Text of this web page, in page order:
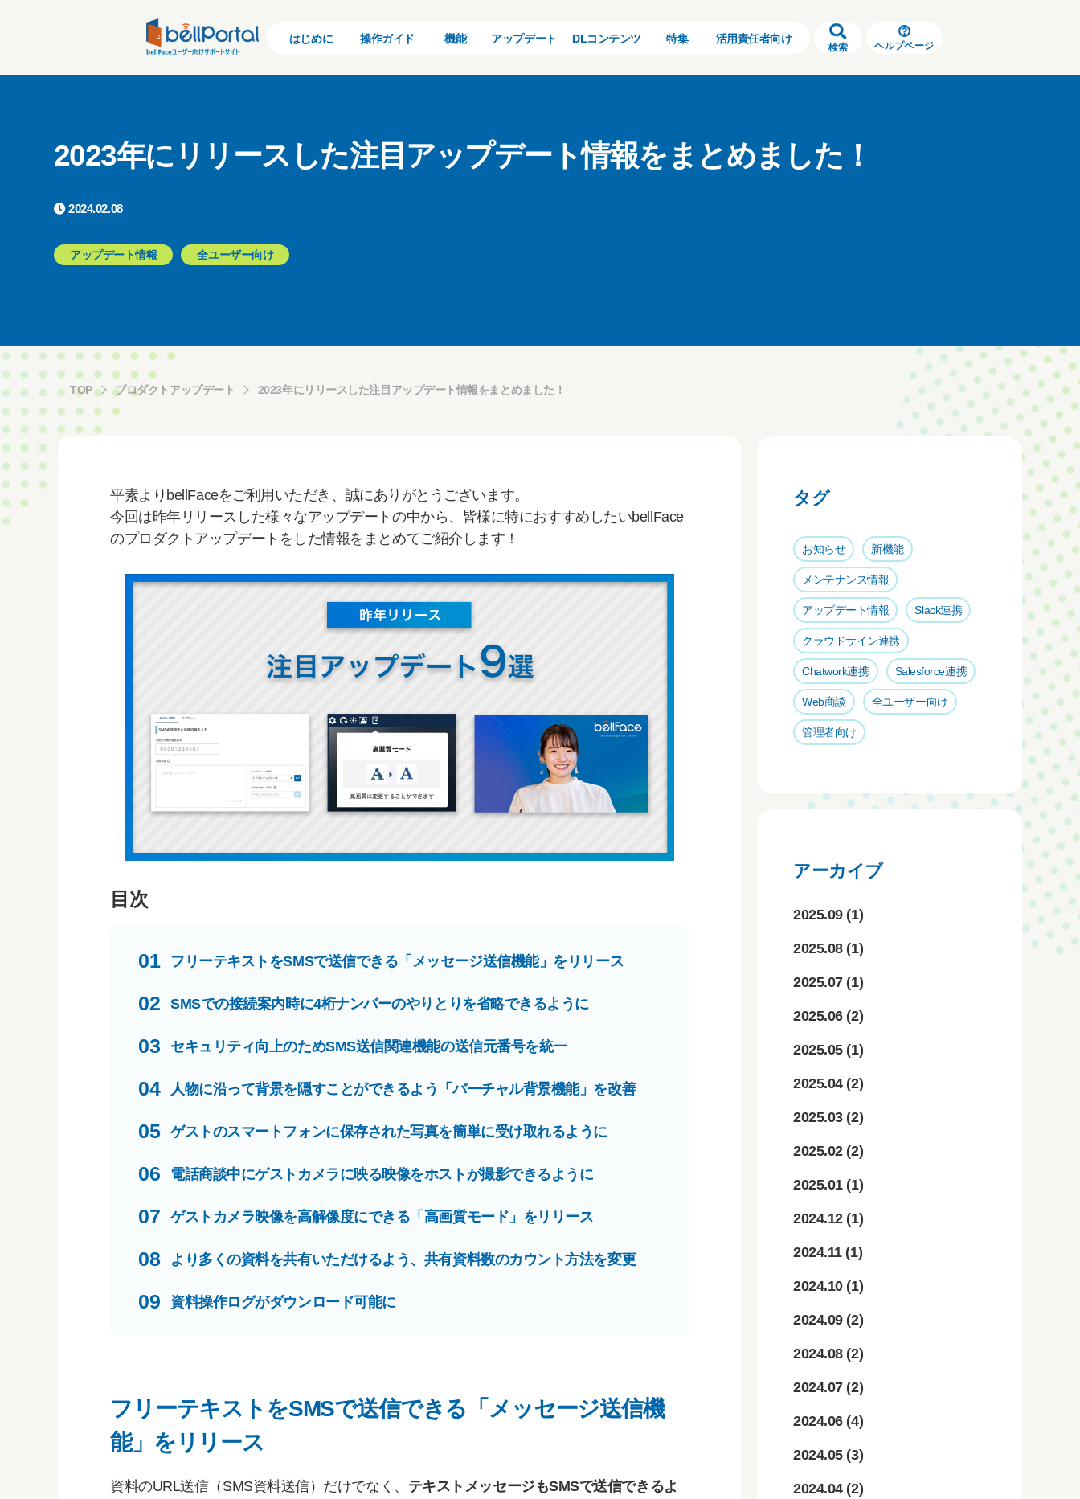
はじめに 操作ガイド 機能 アップデート DLコンテンツ 特集 活用責任者向け
検索 ヘルプページ
2023年にリリースした注目アップデート情報をまとめました！
2024.02.08
アップデート情報 全ユーザー向け
TOP プロダクトアップデート 2023年にリリースした注目アップデート情報をまとめました！
平素よりbellFaceをご利用いただき、誠にありがとうございます。
今回は昨年リリースした様々なアップデートの中から、皆様に特におすすめしたいbellFace
のプロダクトアップデートをした情報をまとめてご紹介します！
目次
01 フリーテキストをSMSで送信できる「メッセージ送信機能」をリリース
02 SMSでの接続案内時に4桁ナンバーのやりとりを省略できるように
03 セキュリティ向上のためSMS送信関連機能の送信元番号を統一
04 人物に沿って背景を隠すことができるよう「バーチャル背景機能」を改善
05 ゲストのスマートフォンに保存された写真を簡単に受け取れるように
06 電話商談中にゲストカメラに映る映像をホストが撮影できるように
07 ゲストカメラ映像を高解像度にできる「高画質モード」をリリース
08 より多くの資料を共有いただけるよう、共有資料数のカウント方法を変更
09 資料操作ログがダウンロード可能に
フリーテキストをSMSで送信できる「メッセージ送信機
能」をリリース
資料のURL送信（SMS資料送信）だけでなく、 テキストメッセージもSMSで送信できるよ
タグ
お知らせ 新機能
メンテナンス情報
アップデート情報 Slack連携
クラウドサイン連携
Chatwork連携 Salesforce連携
Web商談 全ユーザー向け
管理者向け
アーカイブ
2025.09(1)
2025.08(1)
2025.07(1)
2025.06(2)
2025.05(1)
2025.04(2)
2025.03(2)
2025.02(2)
2025.01(1)
2024.12(1)
2024.11(1)
2024.10(1)
2024.09(2)
2024.08(2)
2024.07(2)
2024.06(4)
2024.05(3)
2024.04(2)